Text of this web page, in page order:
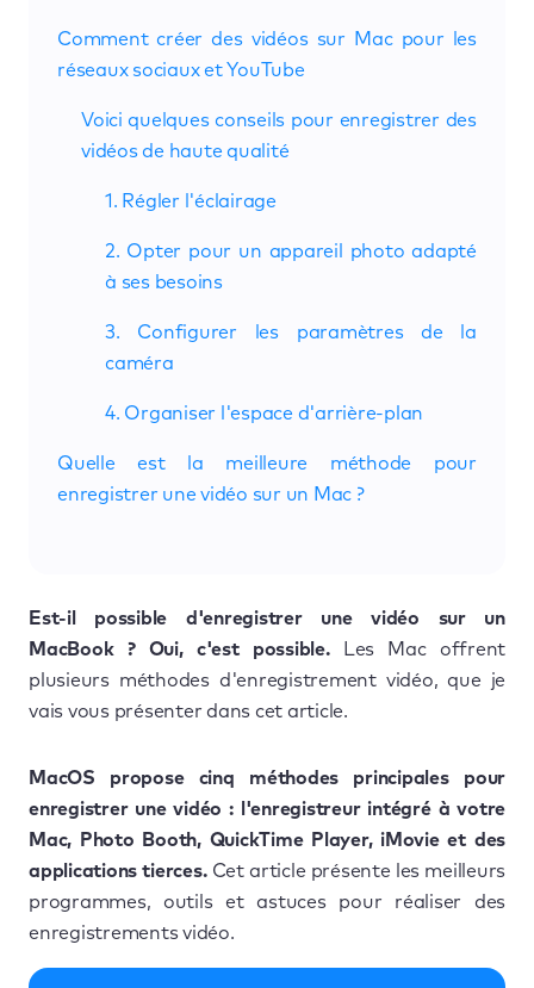
Comment créer des vidéos sur Mac pour les
réseaux sociaux et YouTube
Voici quelques conseils pour enregistrer des
vidéos de haute qualité
1. Régler l'éclairage
2. Opter pour un appareil photo adapté
à ses besoins
3. Configurer les paramètres de la
caméra
4. Organiser l'espace d'arrière-plan
Quelle est la meilleure méthode pour
enregistrer une vidéo sur un Mac ?
Est-il possible d'enregistrer une vidéo sur un
MacBook ? Oui, c'est possible.
Les Mac offrent
plusieurs méthodes d'enregistrement vidéo, que je
vais vous présenter dans cet article.
MacOS propose cinq méthodes principales pour
enregistrer une vidéo : l'enregistreur intégré à votre
Mac, Photo Booth, QuickTime Player, iMovie et des
applications tierces.Cet article présente les meilleurs
programmes, outils et astuces pour réaliser des
enregistrements vidéo.